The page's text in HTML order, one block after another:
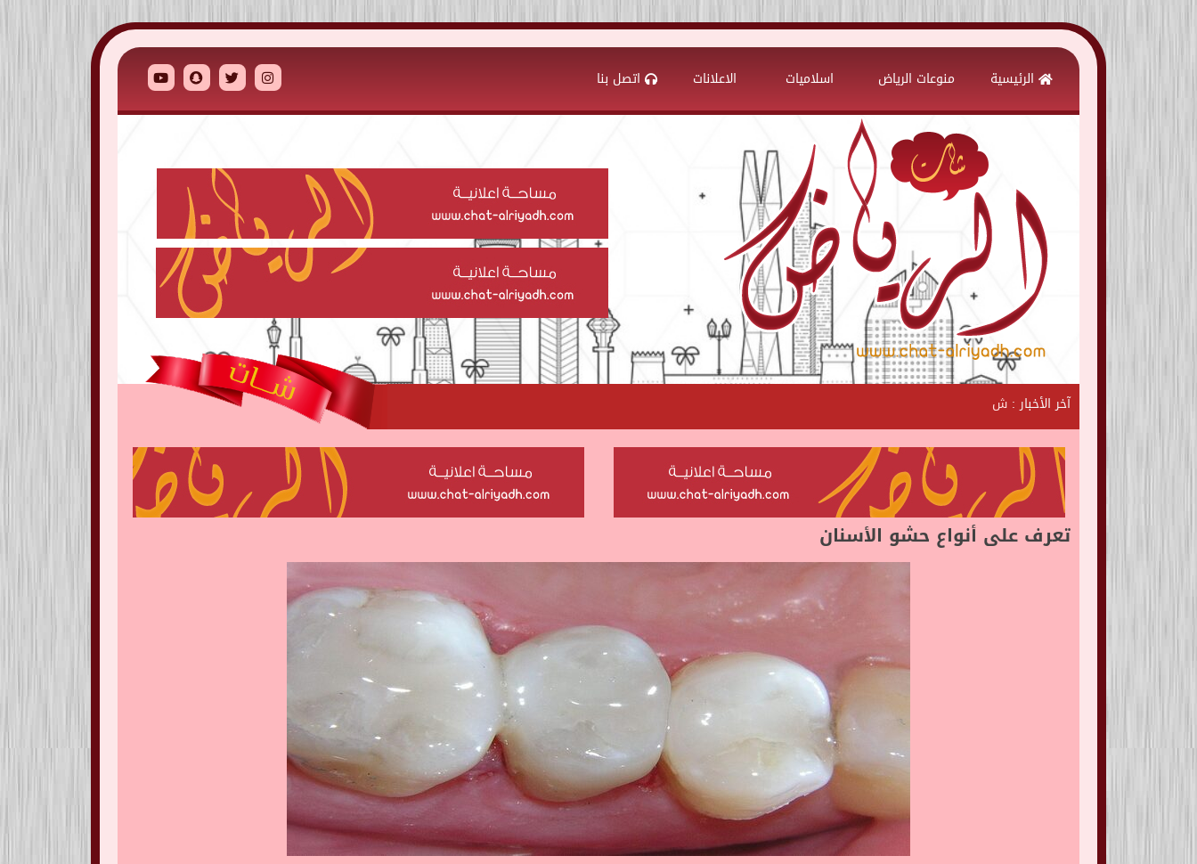
content
الرئيسية منوعات الرياض اسلاميات الاعلانات اتصل بنا
آخر الأخبار : شا
تعرف على أنواع حشو الأسنان